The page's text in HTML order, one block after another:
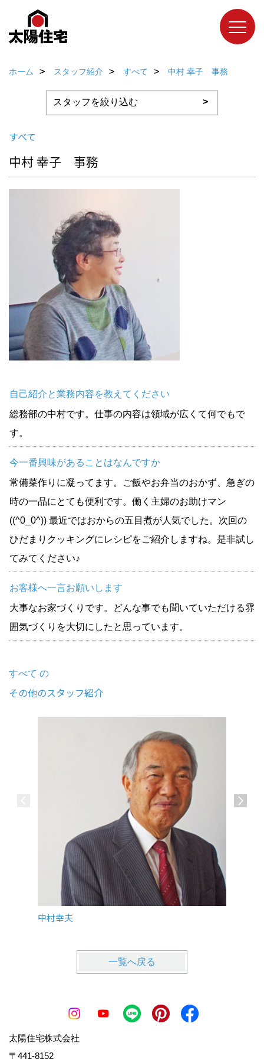
ホーム スタッフ紹介 すべて 中村 幸子 事務
すべて
中村 幸子 事務
自己紹介と業務内容を教えてください
総務部の中村です。仕事の内容は領域が広くて何でもで
す。
今一番興味があることはなんですか
常備菜作りに凝ってます。ご飯やお弁当のおかず、急ぎの
時の一品にとても便利です。働く主婦のお助けマン
((^0_0^)) 最近ではおからの五目煮が人気でした。次回の
ひだまりクッキングにレシピをご紹介しますね。是非試し
てみてください♪
お客様へ一言お願いします
大事なお家づくりです。どんな事でも聞いていただける雰
囲気づくりを大切にしたと思っています。
すべて の
その他のスタッフ紹介
中村幸夫
一覧へ戻る
太陽住宅株式会社
〒441-8152